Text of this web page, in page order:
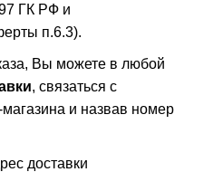
ГК РФ и
п.6.3).
Вы можете в любой
, связаться с
и назвав номер
доставки